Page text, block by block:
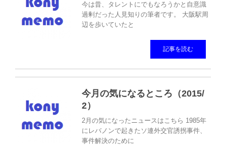
今は昔、タレントにでもなろうかと自意識
過剰だった人見知りの筆者です。 大阪駅周
辺を歩いていたと
記事を読む
今月の気になるところ（2015/
2）
2月の気になったニュースはこちら 1985年
にレバノンで起きたソ連外交官誘拐事件、
事件解決のために